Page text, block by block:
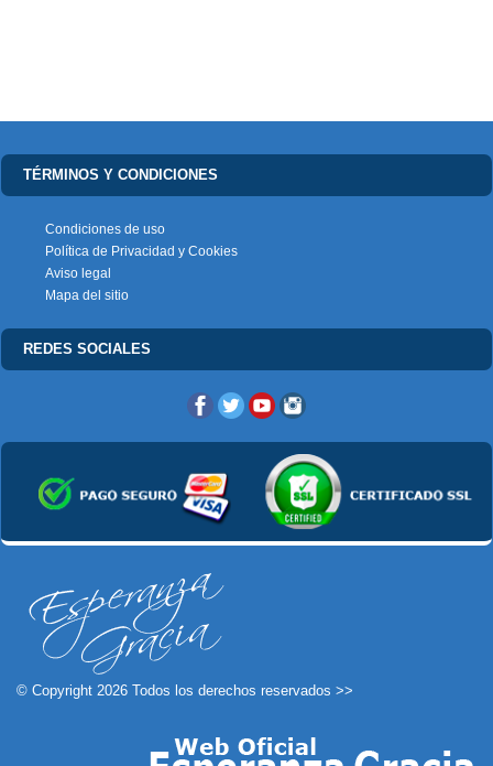
TÉRMINOS Y CONDICIONES
Condiciones de uso
Política de Privacidad y Cookies
Aviso legal
Mapa del sitio
REDES SOCIALES
© Copyright 2026 Todos los derechos reservados >>